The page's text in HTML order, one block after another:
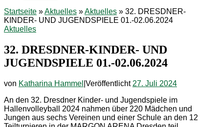
Startseite »Aktuelles »Aktuelles » 32. DRESDNER-
KINDER- UND JUGENDSPIELE 01.-02.06.2024
Aktuelles
32. DRESDNER-KINDER- UND
JUGENDSPIELE 01.-02.06.2024
von Katharina Hammel Veröffentlicht 27. Juli 2024
An den 32. Dresdner Kinder- und Jugendspiele im
Hallenvolleyball 2024 nahmen über 220 Mädchen und
Jungen aus sechs Vereinen und einer Schule an den 12